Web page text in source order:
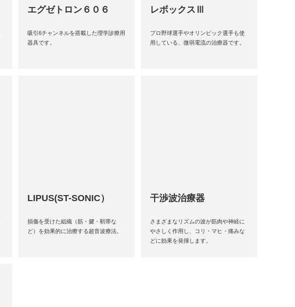
エグゼトロン６０６
吸引6チャンネルを搭載した理学診療用
器具です。
レボックスⅢ
プロ野球選手やオリンピック選手も使
用している、微弱電流の治療器です。
LIPUS(ST-SONIC）
損傷を受けた組織（筋・腱・靭帯な
ど）を効果的に治療する超音波療法。
干渉波治療器
さまざまなリズムの波が筋肉や神経に
やさしく作用し、コリ・マヒ・痛みな
どに効果を発揮します。